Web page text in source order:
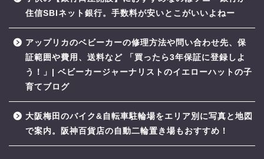
住信SBIネット銀行。手数料が安いとこがいいよねー
アップリカのベビーカーの修理方法や問い合わせ先、保
証範囲や費用、送料など 「買ったら3年保証に登録しよ
う！」| ベビーカージャーナリストのイエローハットの子
育てブログ
大阪梅田のバイク&自転車駐輪場をエリア別に写真と地図
で案内。阪神百貨店の自動二輪置き場もおすすめ！